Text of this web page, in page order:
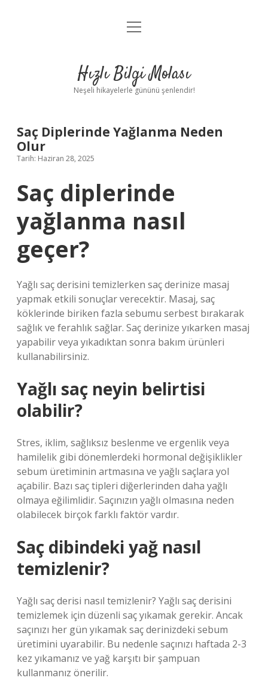
Anasayfa
Yasal Uyarı
menüyü
Hızlı Bilgi Molası
Neşeli hikayelerle gününü şenlendir!
Saç Diplerinde Yağlanma Neden
Olur
Tarih: Haziran 28, 2025
Saç diplerinde
yağlanma nasıl
geçer?
Yağlı saç derisini temizlerken saç derinize masaj
yapmak etkili sonuçlar verecektir. Masaj, saç
köklerinde biriken fazla sebumu serbest bırakarak
sağlık ve ferahlık sağlar. Saç derinize yıkarken masaj
yapabilir veya yıkadıktan sonra bakım ürünleri
kullanabilirsiniz.
Yağlı saç neyin belirtisi
olabilir?
Stres, iklim, sağlıksız beslenme ve ergenlik veya
hamilelik gibi dönemlerdeki hormonal değişiklikler
sebum üretiminin artmasına ve yağlı saçlara yol
açabilir. Bazı saç tipleri diğerlerinden daha yağlı
olmaya eğilimlidir. Saçınızın yağlı olmasına neden
olabilecek birçok farklı faktör vardır.
Saç dibindeki yağ nasıl
temizlenir?
Yağlı saç derisi nasıl temizlenir? Yağlı saç derisini
temizlemek için düzenli saç yıkamak gerekir. Ancak
saçınızı her gün yıkamak saç derinizdeki sebum
üretimini uyarabilir. Bu nedenle saçınızı haftada 2-3
kez yıkamanız ve yağ karşıtı bir şampuan
kullanmanız önerilir.